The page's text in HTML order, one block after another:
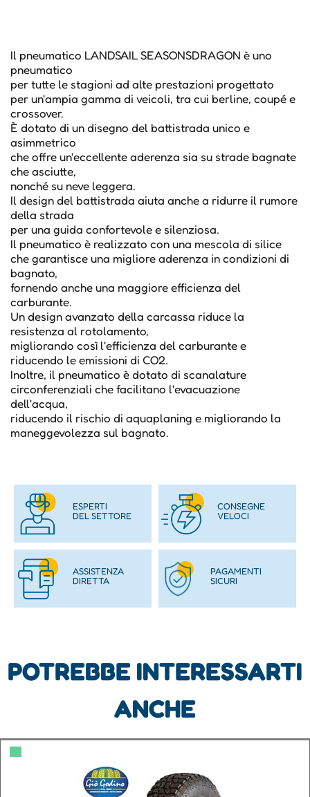
Il pneumatico LANDSAIL SEASONSDRAGON è uno
pneumatico
per tutte le stagioni ad alte prestazioni progettato
per un'ampia gamma di veicoli, tra cui berline, coupé e
crossover.
È dotato di un disegno del battistrada unico e
asimmetrico
che offre un'eccellente aderenza sia su strade bagnate
che asciutte,
nonché su neve leggera.
Il design del battistrada aiuta anche a ridurre il rumore
della strada
per una guida confortevole e silenziosa.
Il pneumatico è realizzato con una mescola di silice
che garantisce una migliore aderenza in condizioni di
bagnato,
fornendo anche una maggiore efficienza del
carburante.
Un design avanzato della carcassa riduce la
resistenza al rotolamento,
migliorando così l'efficienza del carburante e
riducendo le emissioni di CO2.
Inoltre, il pneumatico è dotato di scanalature
circonferenziali che facilitano l'evacuazione
dell'acqua,
riducendo il rischio di aquaplaning e migliorando la
maneggevolezza sul bagnato.
ESPERTI
DEL SETTORE
CONSEGNE
VELOCI
ASSISTENZA
DIRETTA
PAGAMENTI
SICURI
POTREBBE INTERESSARTI
ANCHE
▀